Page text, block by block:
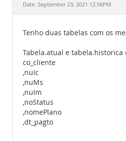
Date: September 23, 2021 12:56PM
Tenho duas tabelas com os
Tabela.atual e tabela.historica
co_cliente
,nuIc
,nuMs
,nuIm
,noStatus
,nomePlano
,dt_pagto